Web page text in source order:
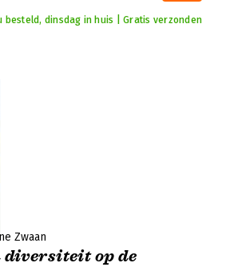
besteld, dinsdag in huis | Gratis verzonden
Zwaan
diversiteit op de